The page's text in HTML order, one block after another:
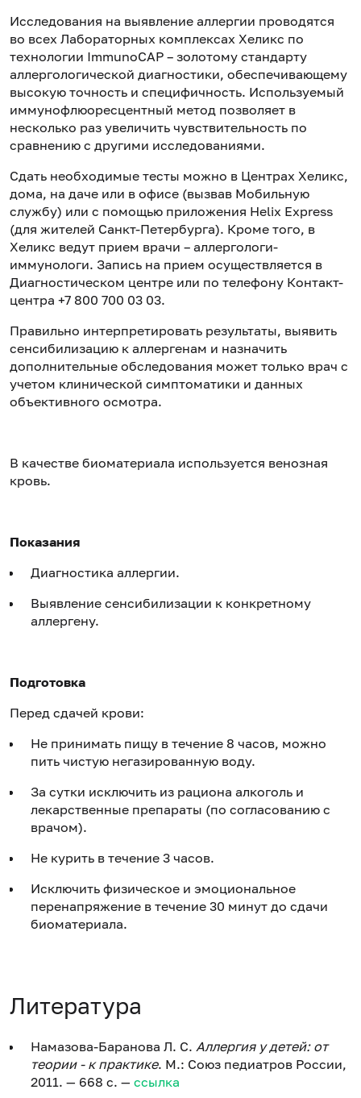
Исследования на выявление аллергии проводятся
во всех Лабораторных комплексах Хеликс по
технологии ImmunoCAP – золотому стандарту
аллергологической диагностики, обеспечивающему
высокую точность и специфичность. Используемый
иммунофлюоресцентный метод позволяет в
несколько раз увеличить чувствительность по
сравнению с другими исследованиями.
Сдать необходимые тесты можно в Центрах Хеликс,
дома, на даче или в офисе (вызвав Мобильную
службу) или с помощью приложения Helix Express
(для жителей Санкт-Петербурга). Кроме того, в
Хеликс ведут прием врачи – аллергологи-
иммунологи. Запись на прием осуществляется в
Диагностическом центре или по телефону Контакт-
центра +7 800 700 03 03.
Правильно интерпретировать результаты, выявить
сенсибилизацию к аллергенам и назначить
дополнительные обследования может только врач с
учетом клинической симптоматики и данных
объективного осмотра.
В качестве биоматериала используется венозная
кровь.
Показания
Диагностика аллергии.
Выявление сенсибилизации к конкретному
аллергену.
Подготовка
Перед сдачей крови:
Не принимать пищу в течение 8 часов, можно
пить чистую негазированную воду.
За сутки исключить из рациона алкоголь и
лекарственные препараты (по согласованию с
врачом).
Не курить в течение 3 часов.
Исключить физическое и эмоциональное
перенапряжение в течение 30 минут до сдачи
биоматериала.
Литература
Намазова-Баранова Л. С. Аллергия у детей: от
теории - к практике. М.: Союз педиатров России,
2011. — 668 с. — ссылка